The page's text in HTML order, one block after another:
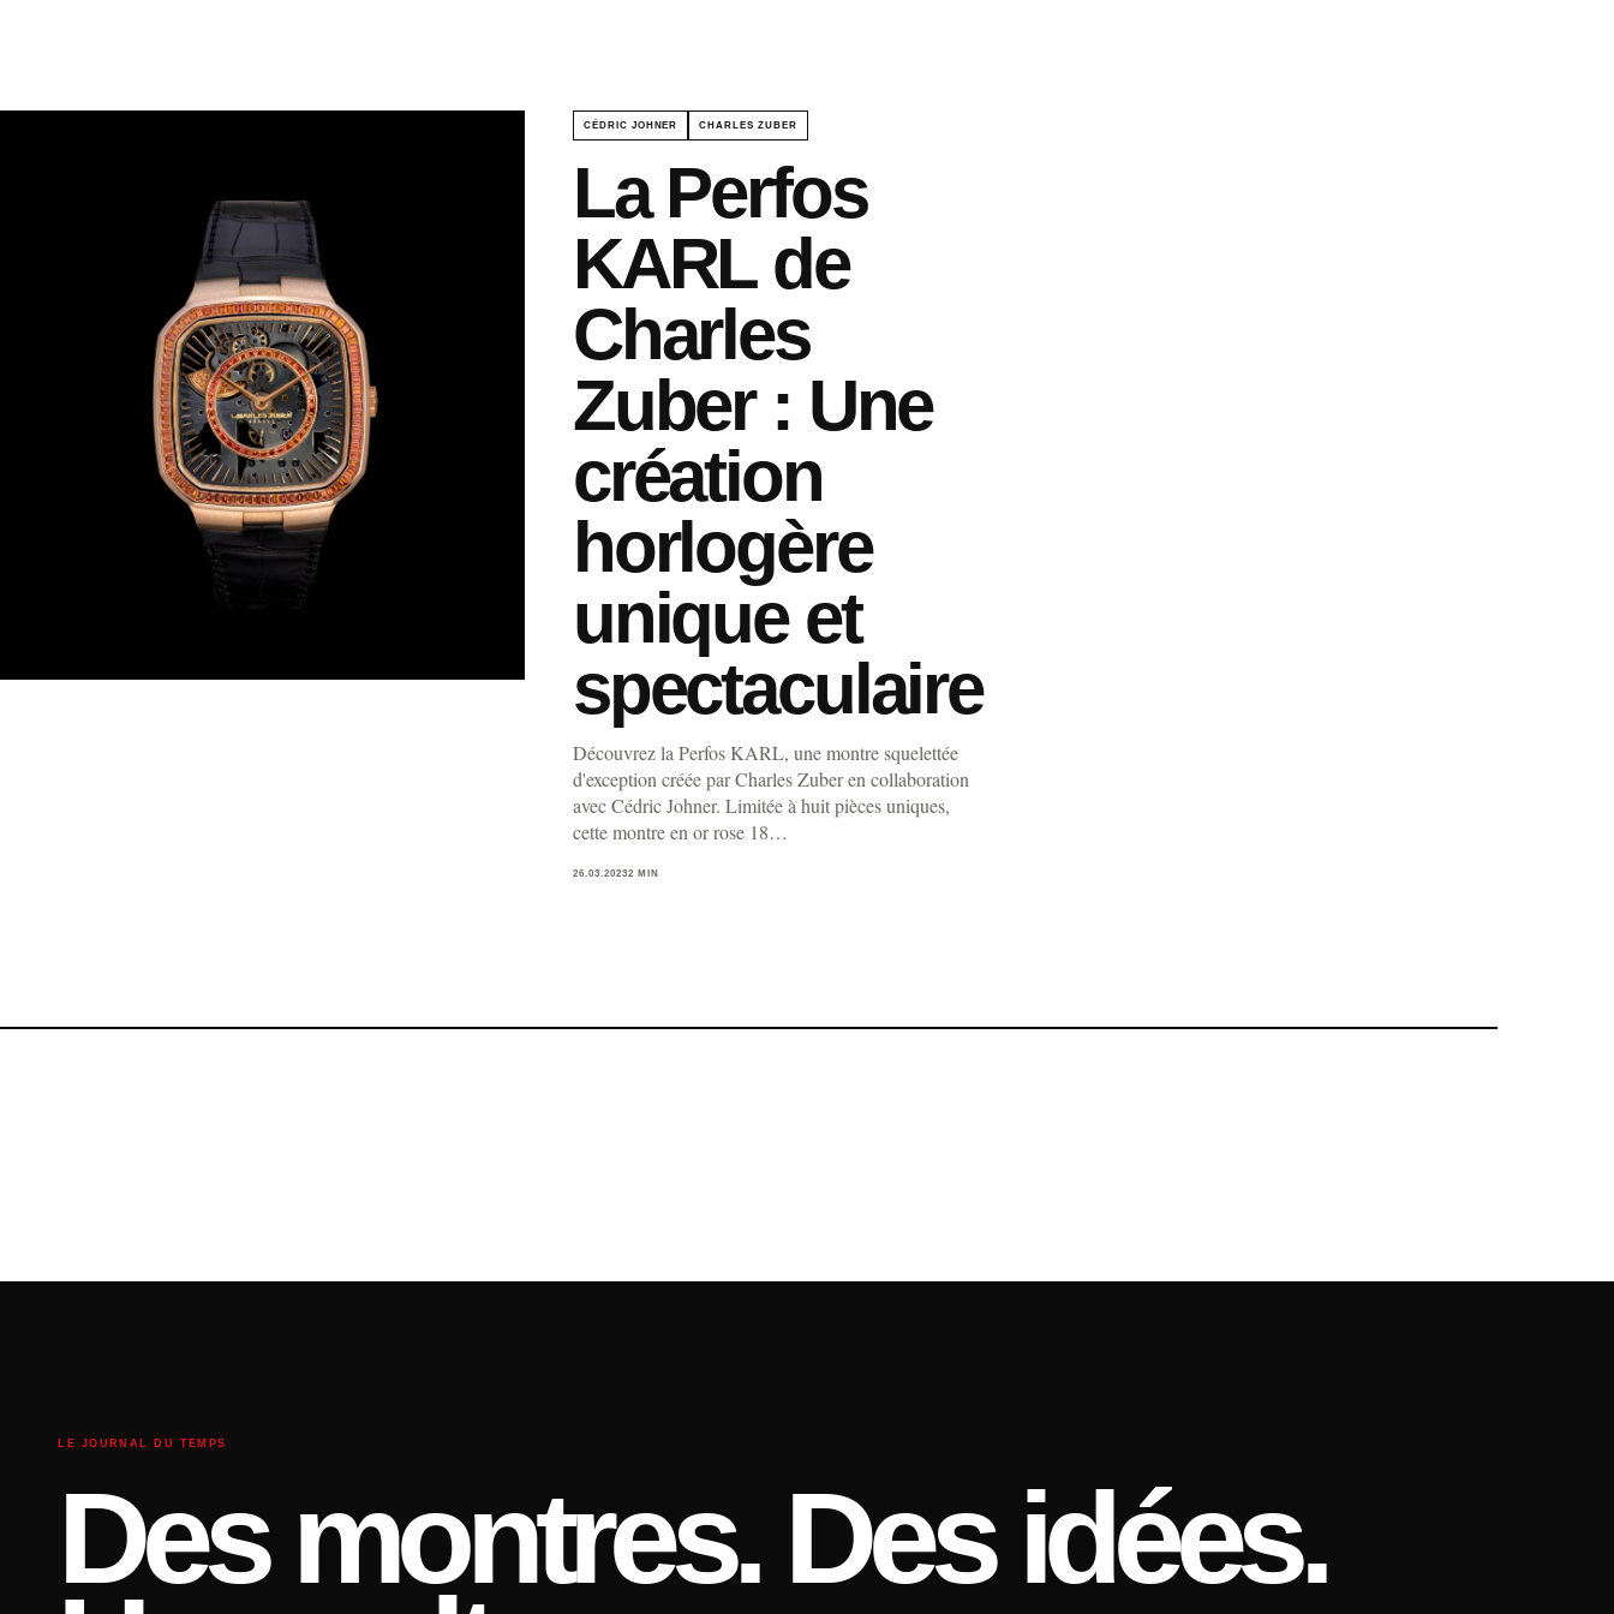
CÉDRIC JOHNER CHARLES ZUBER
La Perfos
KARL de
Charles
Zuber : Une
création
horlogère
unique et
spectaculaire
Découvrez la Perfos KARL, une montre squelettée
d'exception créée par Charles Zuber en collaboration
avec Cédric Johner. Limitée à huit pièces uniques,
cette montre en or rose 18…
26.03.20232 MIN
LE JOURNAL DU TEMPS
Des montres. Des idées.